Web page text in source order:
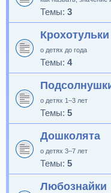
Темы: 3
Крохотульки
о детях до года
Темы: 4
о детях 1–3 лет
Темы: 5
Дошколята
о детях 3–7 лет
Темы: 5
Любознайки